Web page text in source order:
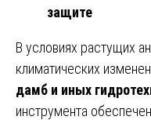
защите
В условиях растущих
климатических
дамб и иных
инструмента